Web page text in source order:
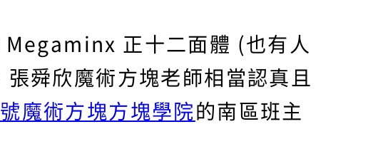
正十二面體 (也有人
舜欣魔術方塊老師相當認真且
魔術方塊方塊學院的南區班主